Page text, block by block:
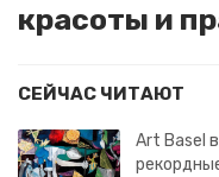
красоты и
СЕЙЧАС ЧИТАЮТ
Art Basel